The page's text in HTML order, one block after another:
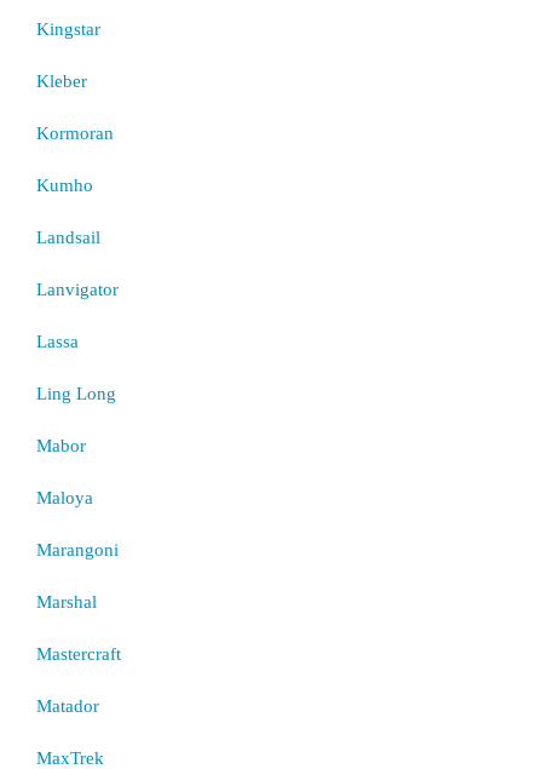
Kingstar
Kleber
Kormoran
Kumho
Landsail
Lanvigator
Lassa
Ling Long
Mabor
Maloya
Marangoni
Marshal
Mastercraft
Matador
MaxTrek